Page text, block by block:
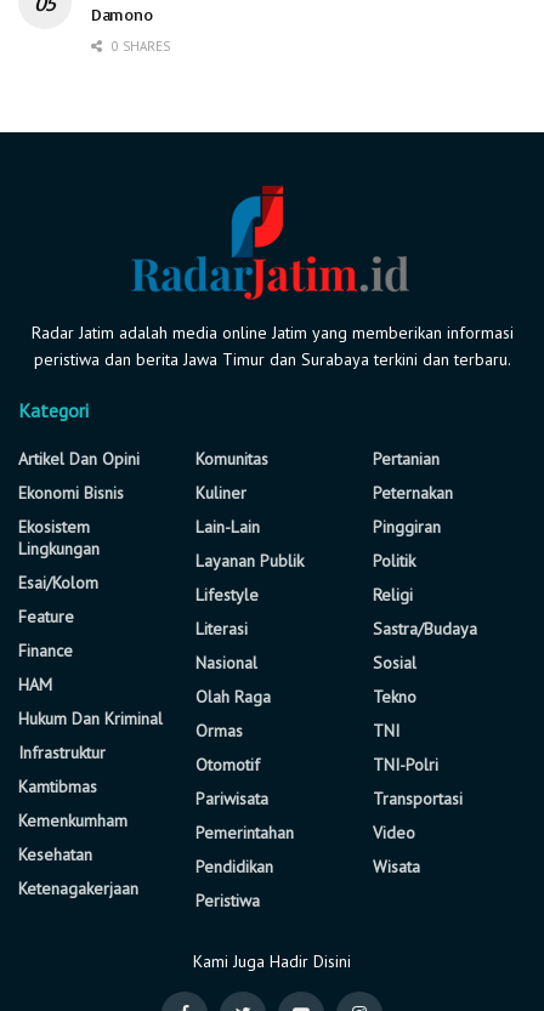
Damono
0 SHARES
Radar Jatim adalah media online Jatim yang memberikan informasi
peristiwa dan berita Jawa Timur dan Surabaya terkini dan terbaru.
Kategori
Artikel Dan Opini
Ekonomi Bisnis
Ekosistem
Lingkungan
Esai/Kolom
Feature
Finance
HAM
Hukum Dan Kriminal
Infrastruktur
Kamtibmas
Kemenkumham
Kesehatan
Ketenagakerjaan
Komunitas
Kuliner
Lain-Lain
Layanan Publik
Lifestyle
Literasi
Nasional
Olah Raga
Ormas
Otomotif
Pariwisata
Pemerintahan
Pendidikan
Peristiwa
Pertanian
Peternakan
Pinggiran
Politik
Religi
Sastra/Budaya
Sosial
Tekno
TNI
TNI-Polri
Transportasi
Video
Wisata
Kami Juga Hadir Disini